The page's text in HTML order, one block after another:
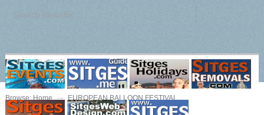
MENU
Browse: Home EUROPEAN BALLOON FESTIVAL